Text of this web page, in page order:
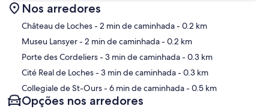
Mapa
Nos arredores
Château de Loches- 2 min de caminhada- 0.2 km
Museu Lansyer- 2 min de caminhada- 0.2 km
Porte des Cordeliers- 3 min de caminhada- 0.3 km
Cité Real de Loches- 3 min de caminhada- 0.3 km
Collegiale de St-Ours- 6 min de caminhada- 0.5 km
Opções nos arredores